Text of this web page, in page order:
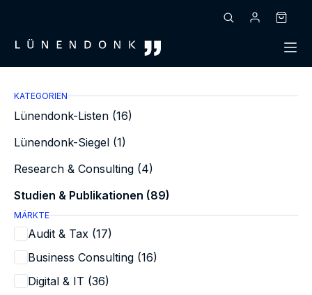
KATEGORIEN
Lünendonk-Listen (16)
Lünendonk-Siegel (1)
Research & Consulting (4)
Studien & Publikationen (89)
MÄRKTE
Audit & Tax (17)
Business Consulting (16)
Digital & IT (36)